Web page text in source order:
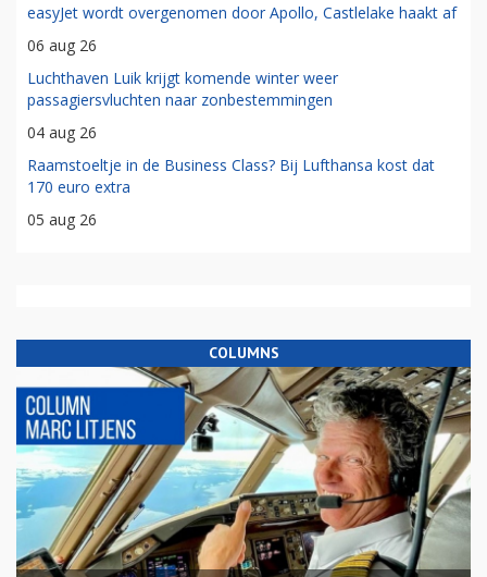
easyJet wordt overgenomen door Apollo, Castlelake haakt af
06 aug 26
Luchthaven Luik krijgt komende winter weer
passagiersvluchten naar zonbestemmingen
04 aug 26
Raamstoeltje in de Business Class? Bij Lufthansa kost dat
170 euro extra
05 aug 26
COLUMNS